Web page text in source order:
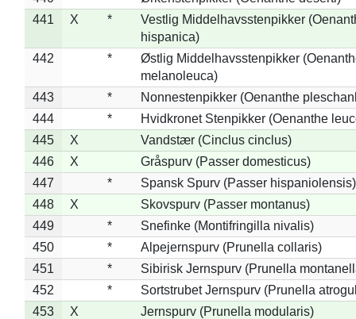
441
X *
Vestlig Middelhavsstenpikker
hispanica)
442
*
Østlig Middelhavsstenpikker
melanoleuca)
443
*
Nonnestenpikker (Oenanthe
444
*
Hvidkronet Stenpikker (Oenanthe
445
X
Vandstær (Cinclus cinclus)
446
X
Gråspurv (Passer domesticus)
447
*
Spansk Spurv (Passer hispaniolensis)
448
X
Skovspurv (Passer montanus)
449
*
Snefinke (Montifringilla nivalis)
450
*
Alpejernspurv (Prunella collaris)
451
*
Sibirisk Jernspurv (Prunella
452
*
Sortstrubet Jernspurv (Prunella
453
X
Jernspurv (Prunella modularis)